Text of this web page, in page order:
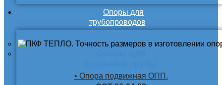
Опоры для
трубопроводов
• Опора подвижная ОПП.